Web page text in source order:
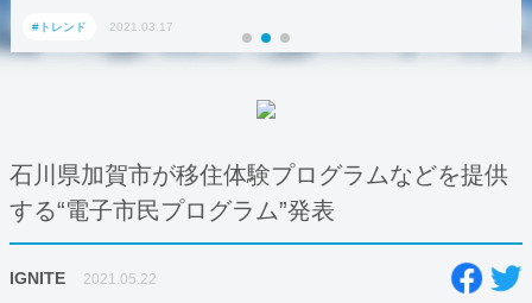
#トレンド 2021.03.17
石川県加賀市が移住体験プログラムなどを提供
する“電子市民プログラム”発表
IGNITE 2021.05.22